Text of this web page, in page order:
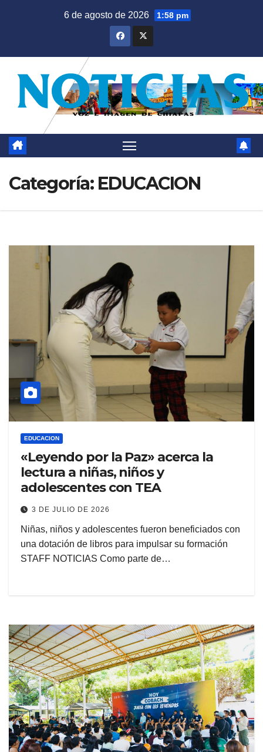
6 de agosto de 2026 1:58 pm
Categoría: EDUCACION
EDUCACION
«Leyendo por la Paz» acerca la
lectura a niñas, niños y
adolescentes con TEA
3 DE JULIO DE 2026
Niñas, niños y adolescentes fueron beneficiados con
una dotación de libros para impulsar su formación
STAFF NOTICIAS Como parte de…